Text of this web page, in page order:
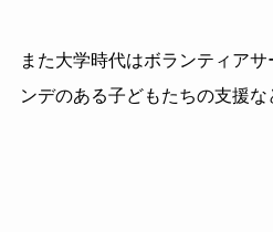
また大学時代はボランティア
ンデのある子どもたちの支援な